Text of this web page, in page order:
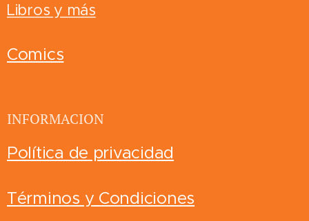
Libros y más
Comics
INFORMACION
Política de privacidad
Términos y Condiciones